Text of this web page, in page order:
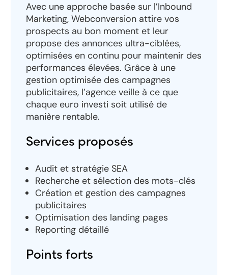
Avec une approche basée sur l’Inbound
Marketing, Webconversion attire vos
prospects au bon moment et leur
propose des annonces ultra-ciblées,
optimisées en continu pour maintenir des
performances élevées. Grâce à une
gestion optimisée des campagnes
publicitaires, l’agence veille à ce que
chaque euro investi soit utilisé de
manière rentable.
Services proposés
Audit et stratégie SEA
Recherche et sélection des mots-clés
Création et gestion des campagnes
publicitaires
Optimisation des landing pages
Reporting détaillé
Points forts